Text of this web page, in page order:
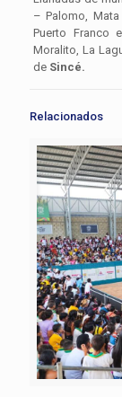
– Palomo,
Puerto Franco
Moralito, La
de Sincé.
Relacionados